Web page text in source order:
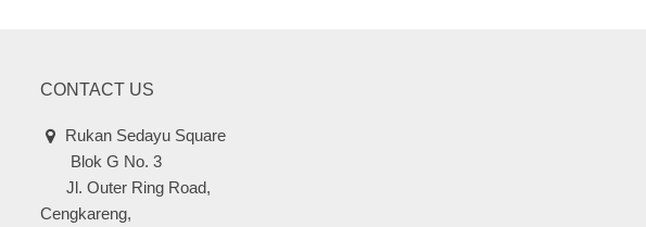
CONTACT US
Rukan Sedayu Square
Blok G No. 3
Jl. Outer Ring Road,
Cengkareng,